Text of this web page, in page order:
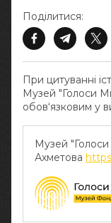
При цитуванні
Музей "Голоси
обов‘язковим у
Музей
Ахметова
Поділитися: